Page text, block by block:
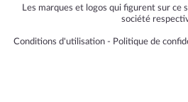
Les marques et logos qui figurent sur ce
société
Conditions d'utilisation‐ Politique de